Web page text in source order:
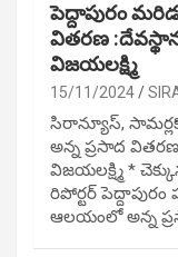
పెద్దాపురం
వితరణ
విజయలక్ష్మి
15/11/2024
సిరాన్యూస్,
అన్న ప్రసాద
విజయలక్ష్మి *
రిపోర్టర్
ఆలయంలో అన్న